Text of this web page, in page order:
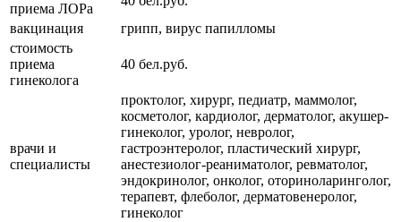
приема ЛОРа
вакцинация
грипп, вирус папилломы
стоимость
приема
гинеколога
40 бел.руб.
врачи и
специалисты
проктолог, хирург, педиатр, маммолог,
косметолог, кардиолог, дерматолог, акушер-
гинеколог, уролог, невролог,
гастроэнтеролог, пластический хирург,
анестезиолог-реаниматолог, ревматолог,
эндокринолог, онколог, оториноларинголог,
терапевт, флеболог, дерматовенеролог,
гинеколог